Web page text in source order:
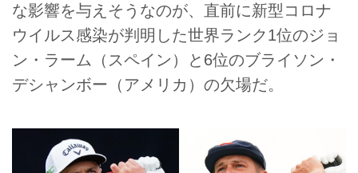
な影響を与えそうなのが、直前に新型コロナ
ウイルス感染が判明した世界ランク1位のジョ
ン・ラーム（スペイン）と6位のブライソン・
デシャンボー（アメリカ）の欠場だ。